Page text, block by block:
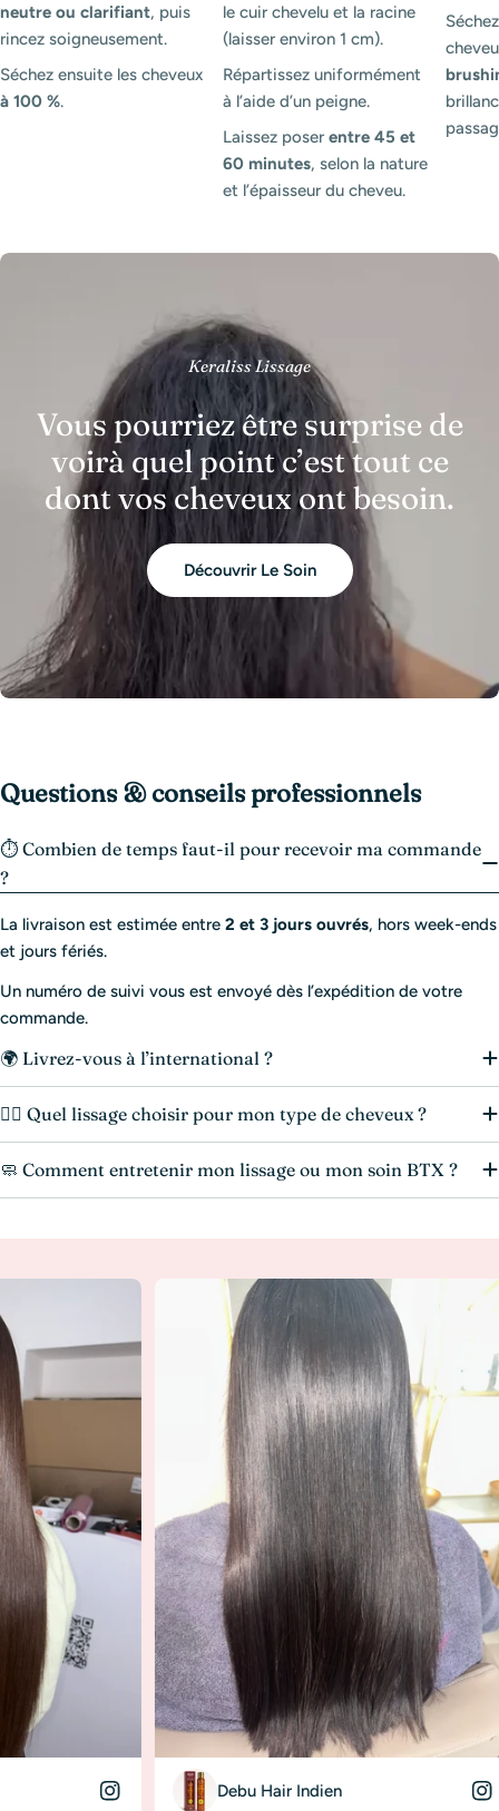
neutre ou clarifiant, puis
rincez soigneusement.
Séchez ensuite les cheveux
à 100 %.
le cuir chevelu et la racine
(laisser environ 1 cm).
Répartissez uniformément
à l’aide d’un peigne.
Laissez poserentre 45 et
60 minutes, selon la nature
et l’épaisseur du cheveu.
Keraliss Lissage
Vous pourriez être surprise de
voirà quel point c’est tout ce
dont vos cheveux ont besoin.
Découvrir Le Soin
Questions & conseils professionnels
⏱️ Combien de temps faut-il pour recevoir ma commande
?
La livraison est estimée entre 2 et 3 jours ouvrés, hors week-ends
et jours fériés.
Un numéro de suivi vous est envoyé dès l’expédition de votre
commande.
🌍 Livrez-vous à l’international ?
💆‍♀️ Quel lissage choisir pour mon type de cheveux ?
🧼 Comment entretenir mon lissage ou mon soin BTX ?
Debu Hair Indien